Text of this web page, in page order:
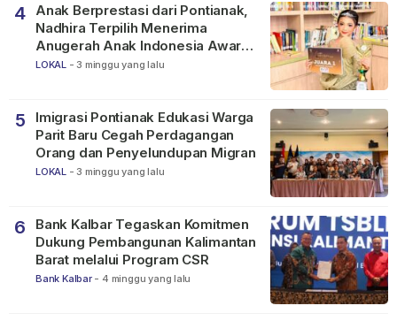
4
Anak Berprestasi dari Pontianak,
Nadhira Terpilih Menerima
Anugerah Anak Indonesia Awards
2026
LOKAL - 3 minggu yang lalu
5
Imigrasi Pontianak Edukasi Warga
Parit Baru Cegah Perdagangan
Orang dan Penyelundupan Migran
LOKAL - 3 minggu yang lalu
6
Bank Kalbar Tegaskan Komitmen
Dukung Pembangunan Kalimantan
Barat melalui Program CSR
Bank Kalbar - 4 minggu yang lalu